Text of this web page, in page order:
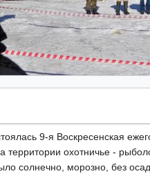
9-я Воскресенская
охотничье -
солнечно, морозно, без